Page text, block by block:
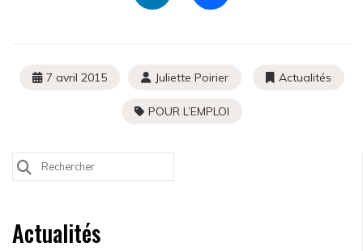
7 avril 2015 Juliette Poirier Actualités
POUR L’EMPLOI
Search
for:
Actualités
93100 Montreuil
contact@cressidf.org
Rechercher sur le site